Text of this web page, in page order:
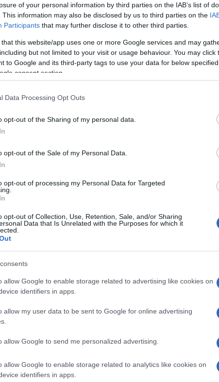
of your personal information by third parties on the IAB’s list of
This information may also be disclosed by us to third parties on the
Participants that may further disclose it to other third parties.
that this website/app uses one or more Google services and may
but not limited to your visit or usage behaviour. You may click
to Google and its third-party tags to use your data for below
consent section.
Data Processing Opt Outs
opt-out of the Sharing of my personal data.
opt-out of the Sale of my Personal Data.
opt-out of processing my Personal Data for Targeted
opt-out of Collection, Use, Retention, Sale, and/or Sharing
Data that Is Unrelated with the Purposes for which it
allow Google to enable storage related to advertising like cookies on
identifiers in apps.
allow my user data to be sent to Google for online advertising
allow Google to send me personalized advertising.
allow Google to enable storage related to analytics like cookies on
identifiers in apps.
la cadena de Movistar «Movistar liga de
clasificado para las eliminatorias de los octavos
buscará un año más hacerse con el máximo trofeo a
el equipo de Cristiano Ronaldo está entre los favoritos de